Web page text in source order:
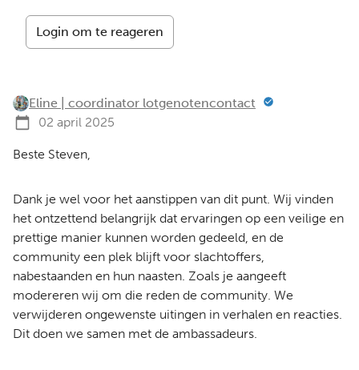
Login om te reageren
Eline | coordinator lotgenotencontact
02 april 2025
Beste Steven,
Dank je wel voor het aanstippen van dit punt. Wij vinden
het ontzettend belangrijk dat ervaringen op een veilige en
prettige manier kunnen worden gedeeld, en de
community een plek blijft voor slachtoffers,
nabestaanden en hun naasten. Zoals je aangeeft
modereren wij om die reden de community. We
verwijderen ongewenste uitingen in verhalen en reacties.
Dit doen we samen met de ambassadeurs.